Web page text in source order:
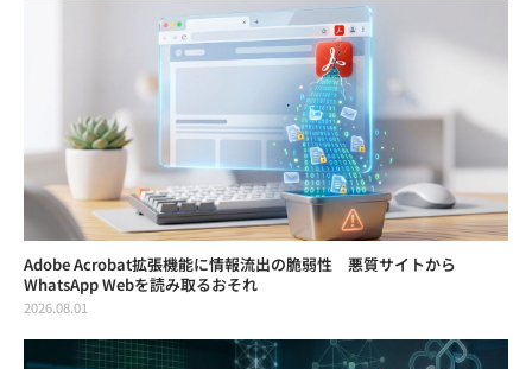
Adobe Acrobat拡張機能に情報流出の脆弱性 悪質サイトから
WhatsApp Webを読み取るおそれ
2026.08.01